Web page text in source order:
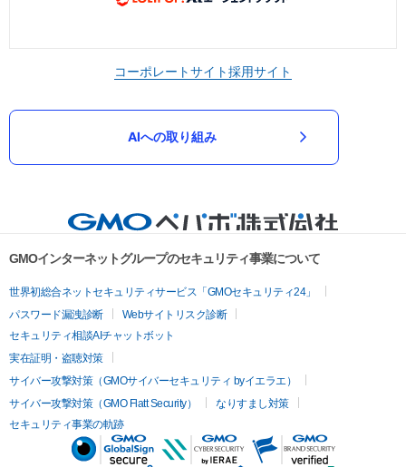
コーポレートサイト採用サイト
AIへの取り組み
GMOインターネットグループのセキュリティ事業について
世界初総合ネットセキュリティサービス「GMOセキュリティ24」
パスワード漏洩診断
Webサイトリスク診断
セキュリティ相談AIチャットボット
実在証明・盗聴対策
サイバー攻撃対策（GMOサイバーセキュリティ byイエラエ）
サイバー攻撃対策（GMO Flatt Security）
なりすまし対策
セキュリティ事業の軌跡